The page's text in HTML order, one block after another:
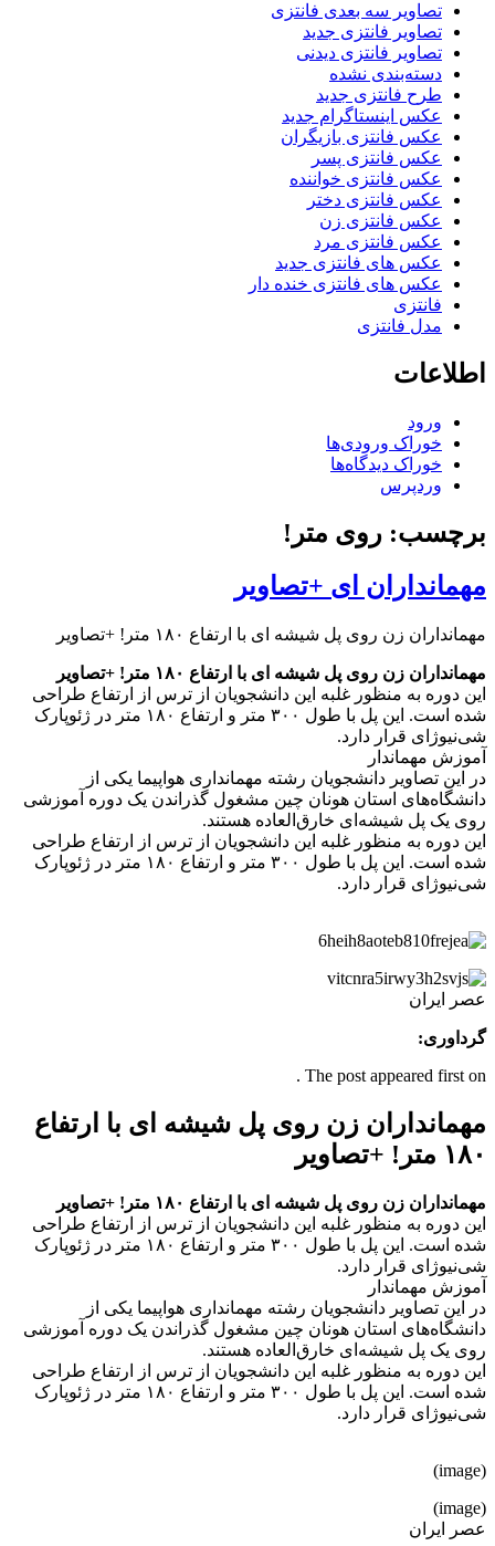
تصاویر سه بعدی فانتزی
تصاویر فانتزی جدید
تصاویر فانتزی دیدنی
دسته‌بندی نشده
طرح فانتزی جدید
عکس اینستاگرام جدید
عکس فانتزی بازیگران
عکس فانتزی پسر
عکس فانتزی خواننده
عکس فانتزی دختر
عکس فانتزی زن
عکس فانتزی مرد
عکس های فانتزی جدید
عکس های فانتزی خنده دار
فانتزی
مدل فانتزی
اطلاعات
ورود
خوراک ورودی‌ها
خوراک دیدگاه‌ها
وردپرس
برچسب: روی متر!
مهمانداران ای +تصاویر
مهمانداران زن روی پل شیشه‌ ای با ارتفاع ۱۸۰ متر! +تصاویر
مهمانداران زن روی پل شیشه‌ ای با ارتفاع ۱۸۰ متر! +تصاویر
این دوره به منظور غلبه این دانشجویان از ترس از ارتفاع طراحی
شده است. این پل با طول ۳۰۰ متر و ارتفاع ۱۸۰ متر در ژئوپارک
شی‌نیوژای قرار دارد.
آموزش مهماندار
در این تصاویر دانشجویان رشته‌ مهمانداری هواپیما یکی از
دانشگاه‌های استان هونان چین مشغول گذراندن یک دوره آموزشی
روی یک پل شیشه‌ای خارق‌العاده هستند.
این دوره به منظور غلبه این دانشجویان از ترس از ارتفاع طراحی
شده است. این پل با طول ۳۰۰ متر و ارتفاع ۱۸۰ متر در ژئوپارک
شی‌نیوژای قرار دارد.
عصر ایران
گرداوری:
The post appeared first on .
مهمانداران زن روی پل شیشه‌ ای با ارتفاع
۱۸۰ متر! +تصاویر
مهمانداران زن روی پل شیشه‌ ای با ارتفاع ۱۸۰ متر! +تصاویر
این دوره به منظور غلبه این دانشجویان از ترس از ارتفاع طراحی
شده است. این پل با طول ۳۰۰ متر و ارتفاع ۱۸۰ متر در ژئوپارک
شی‌نیوژای قرار دارد.
آموزش مهماندار
در این تصاویر دانشجویان رشته‌ مهمانداری هواپیما یکی از
دانشگاه‌های استان هونان چین مشغول گذراندن یک دوره آموزشی
روی یک پل شیشه‌ای خارق‌العاده هستند.
این دوره به منظور غلبه این دانشجویان از ترس از ارتفاع طراحی
شده است. این پل با طول ۳۰۰ متر و ارتفاع ۱۸۰ متر در ژئوپارک
شی‌نیوژای قرار دارد.
(image)
(image)
عصر ایران